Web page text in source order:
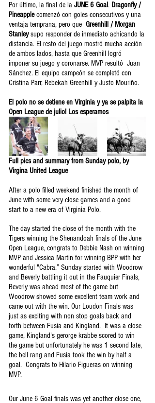
Por último, la final de la JUNE 6 Goal. Dragonfly /
Pineapple comenzó con goles consecutivos y una
ventaja temprana, pero que Greenhill / Morgan
Stanley supo responder de inmediato achicando la
distancia. El resto del juego mostró mucha acción
de ambos lados, hasta que Greenhill logró
imponer su juego y coronarse. MVP resultó  Juan
Sánchez. El equipo campeón se completó con
Cristina Parr, Rebekah Greenhill y Justo Mouriño.
El polo no se detiene en Virginia y ya se palpita la
Open League de julio! Los esperamos
Full pics and summary from Sunday polo, by
Virgina United League
After a polo filled weekend finished the month of
June with some very close games and a good
start to a new era of Virginia Polo.
The day started the close of the month with the
Tigers winning the Shenandoah finals of the June
Open League, congrats to Debbie Nash on winning
MVP and Jessica Martin for winning BPP with her
wonderful "Cabra.” Sunday started with Woodrow
and Beverly battling it out in the Fauquier Finals,
Beverly was ahead most of the game but
Woodrow showed some excellent team work and
came out with the win. Our Loudon Finals was
just as exciting with non stop goals back and
forth between Fusia and Kingland.  It was a close
game, Kingland's gerorge krabbe scored to win
the game but unfortunately he was 1 second late,
the bell rang and Fusia took the win by half a
goal.  Congrats to Hilario Figueras on winning
MVP.
Our June 6 Goal finals was yet another close one,